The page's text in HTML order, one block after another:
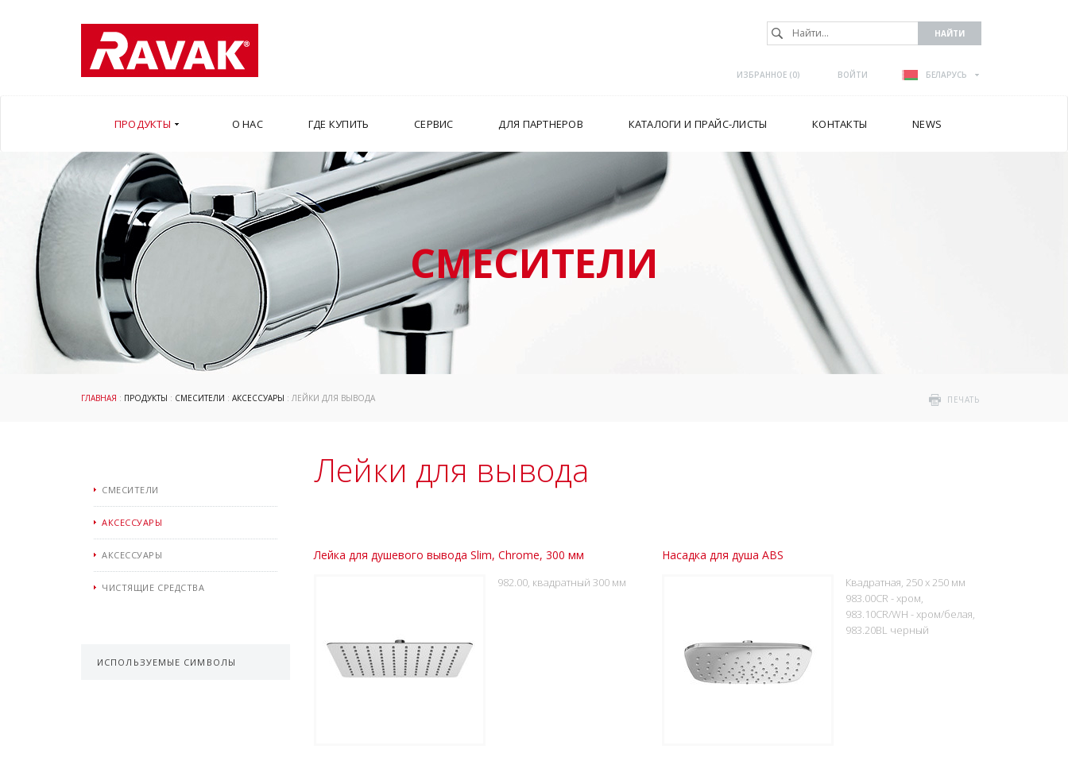
ИЗБРАННОЕ (0) ВОЙТИ БЕЛАРУСЬ
ПРОДУКТЫ О НАС ГДЕ КУПИТЬ СЕРВИС ДЛЯ ПАРТНЕРОВ КАТАЛОГИ И ПРАЙС-ЛИСТЫ КОНТАКТЫ NEWS
СМЕСИТЕЛИ
ПЕЧАТЬ
ГЛАВНАЯ : ПРОДУКТЫ : СМЕСИТЕЛИ : АКСЕССУАРЫ : ЛЕЙКИ ДЛЯ ВЫВОДА
СМЕСИТЕЛИ
АКСЕССУАРЫ
АКСЕССУАРЫ
ЧИСТЯЩИЕ СРЕДСТВА
ИСПОЛЬЗУЕМЫЕ СИМВОЛЫ
Лейки для вывода
Лейка для душевого вывода Slim, Chrome, 300 мм
982.00, квадратный 300 мм
Насадка для душа ABS
Квадратная, 250 x 250 мм
983.00CR - хром,
983.10CR/WH - хром/белая,
983.20BL черный